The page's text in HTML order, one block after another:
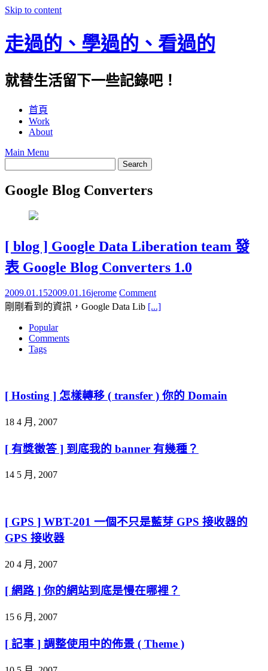
Skip to content
走過的、學過的、看過的
就替生活留下一些記錄吧！
首頁
Work
About
Main Menu
Google Blog Converters
[ blog ] Google Data Liberation team 發
表 Google Blog Converters 1.0
2009.01.152009.01.16jerome Comment
剛剛看到的資訊，Google Data Lib [...]
Popular
Comments
Tags
[ Hosting ] 怎樣轉移 ( transfer ) 你的 Domain
18 4 月, 2007
[ 有獎徵答 ] 到底我的 banner 有幾種？
14 5 月, 2007
[ GPS ] WBT-201 一個不只是藍芽 GPS 接收器的
GPS 接收器
20 4 月, 2007
[ 網路 ] 你的網站到底是慢在哪裡？
15 6 月, 2007
[ 記事 ] 調整使用中的佈景 ( Theme )